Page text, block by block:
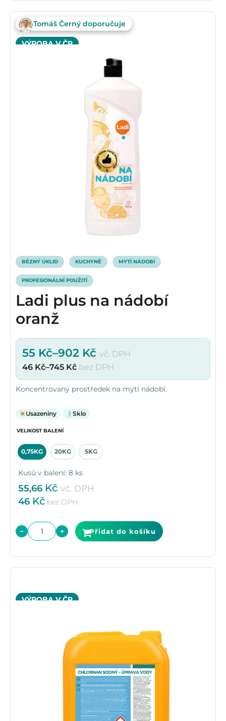
Tomáš Černý doporučuje
VÝROBA V ČR
BĚZNÝ ÚKLID KUCHYNĚ MYTÍ NÁDOBÍ
PROFESIONÁLNÍ POUŽITÍ
Ladi plus na nádobí
oranž
55 Kč–902 Kč vč. DPH
46 Kč–745 Kč bez DPH
Koncentrovaný prostředek na mytí nádobí.
Usazeniny Sklo
VELIKOST BALENÍ
0,75KG 20KG 5KG
Kusů v balení: 8 ks
55,66 Kč vč. DPH
46 Kč bez DPH
− + Přidat do košíku
VÝROBA V ČR